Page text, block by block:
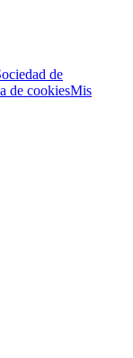
de
de cookiesMis